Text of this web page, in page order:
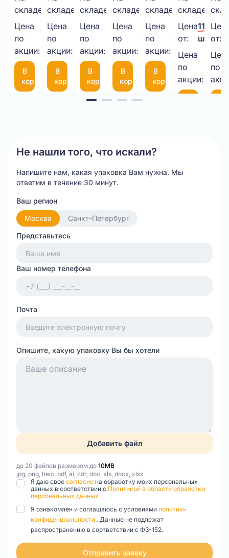
картон
в
рулоне
1050*25М
складе:
шт.
Цена
по
акции:
1 000,00 ₽/
шт.
В
корзину
пленка
500*20МКМ*1,3кг
НЕТТО
складе:
шт.
Цена
по
акции:
335,00 ₽/
шт.
В
корзину
ИЗ
ВПП
3-
10-
75
(300*200мм)
складе:
шт.
Цена
по
акции:
6,50 ₽/
шт.
В
корзину
пакет
340х460
50
мкм
складе:
шт.
Цена
по
акции:
8,45 ₽/
шт.
В
корзину
декоративный
6
мм
с
фиксатором
35
см
складе:
шт.
Цена
по
акции:
4,00 ₽/
шт.
В
корзину
сборная
(черная)
складе:
шт.
Цена
от:
11,00 ₽/
шт.
Цена
по
акции:
9,00
шт.
от:
по
Не нашли того, что искали?
Напишите нам, какая упаковка Вам нужна. Мы
ответим в течение 30 минут.
Ваш регион
Москва
Санкт-Петербург
Представьтесь
Ваш номер телефона
Почта
Опишите, какую упаковку Вы бы хотели
Добавить файл
до 20 файлов размером до 10MB
jpg, png, heic, pdf, ai, cdr, doc, xls, docx, xlsx
Я даю свое согласие на обработку моих персональных
данных в соответствии с Политикой в области обработки
персональных данных
Я ознакомлен и соглашаюсь с условиями политики
конфиденциальности . Данные не подлежат
распространению в соответствии с ФЗ-152.
Отправить заявку